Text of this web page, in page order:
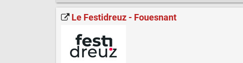
Le Festidreuz - Fouesnant